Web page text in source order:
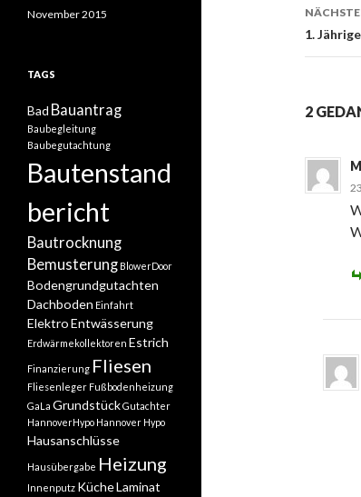
1.
2
November 2015
TAGS
Bad Bauantrag
Baubegleitung
Baubegutachtung
Bautenstand
bericht
Bautrocknung
Bemusterung BlowerDoor
Bodengrundgutachten
Dachboden Einfahrt
ElektroEntwässerung
Erdwärmekollektoren Estrich
Finanzierung Fliesen
Fliesenleger Fußbodenheizung
GaLa GrundstückGutachter
HannoverHypo Hannover Hypo
Hausanschlüsse
Hausübergabe Heizung
Innenputz KücheLaminat